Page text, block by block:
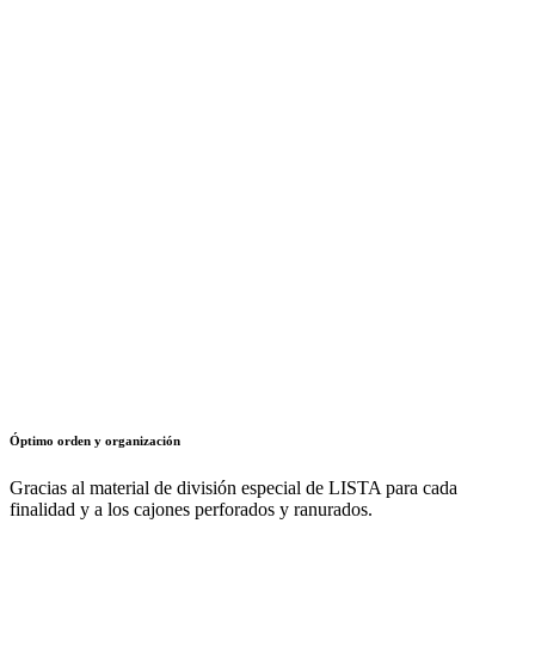
Óptimo orden y organización
Gracias al material de división especial de LISTA para cada
finalidad y a los cajones perforados y ranurados.